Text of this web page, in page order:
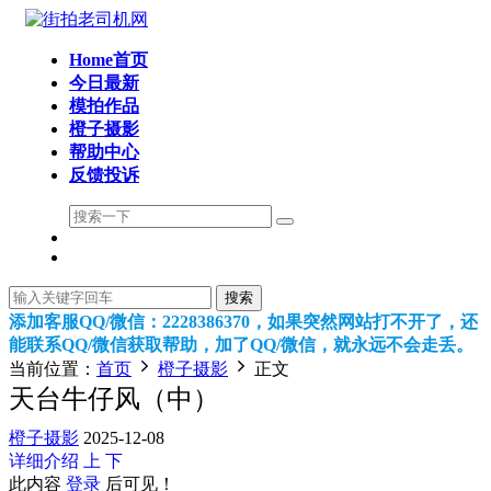
Home首页
今日最新
模拍作品
橙子摄影
帮助中心
反馈投诉
搜索
添加客服QQ/微信：2228386370，如果突然网站打不开了，还
能联系QQ/微信获取帮助，加了QQ/微信，就永远不会走丢。
当前位置： 首页 橙子摄影 正文
天台牛仔风（中）
橙子摄影 2025-12-08
详细介绍
上 下
此内容 登录 后可见！